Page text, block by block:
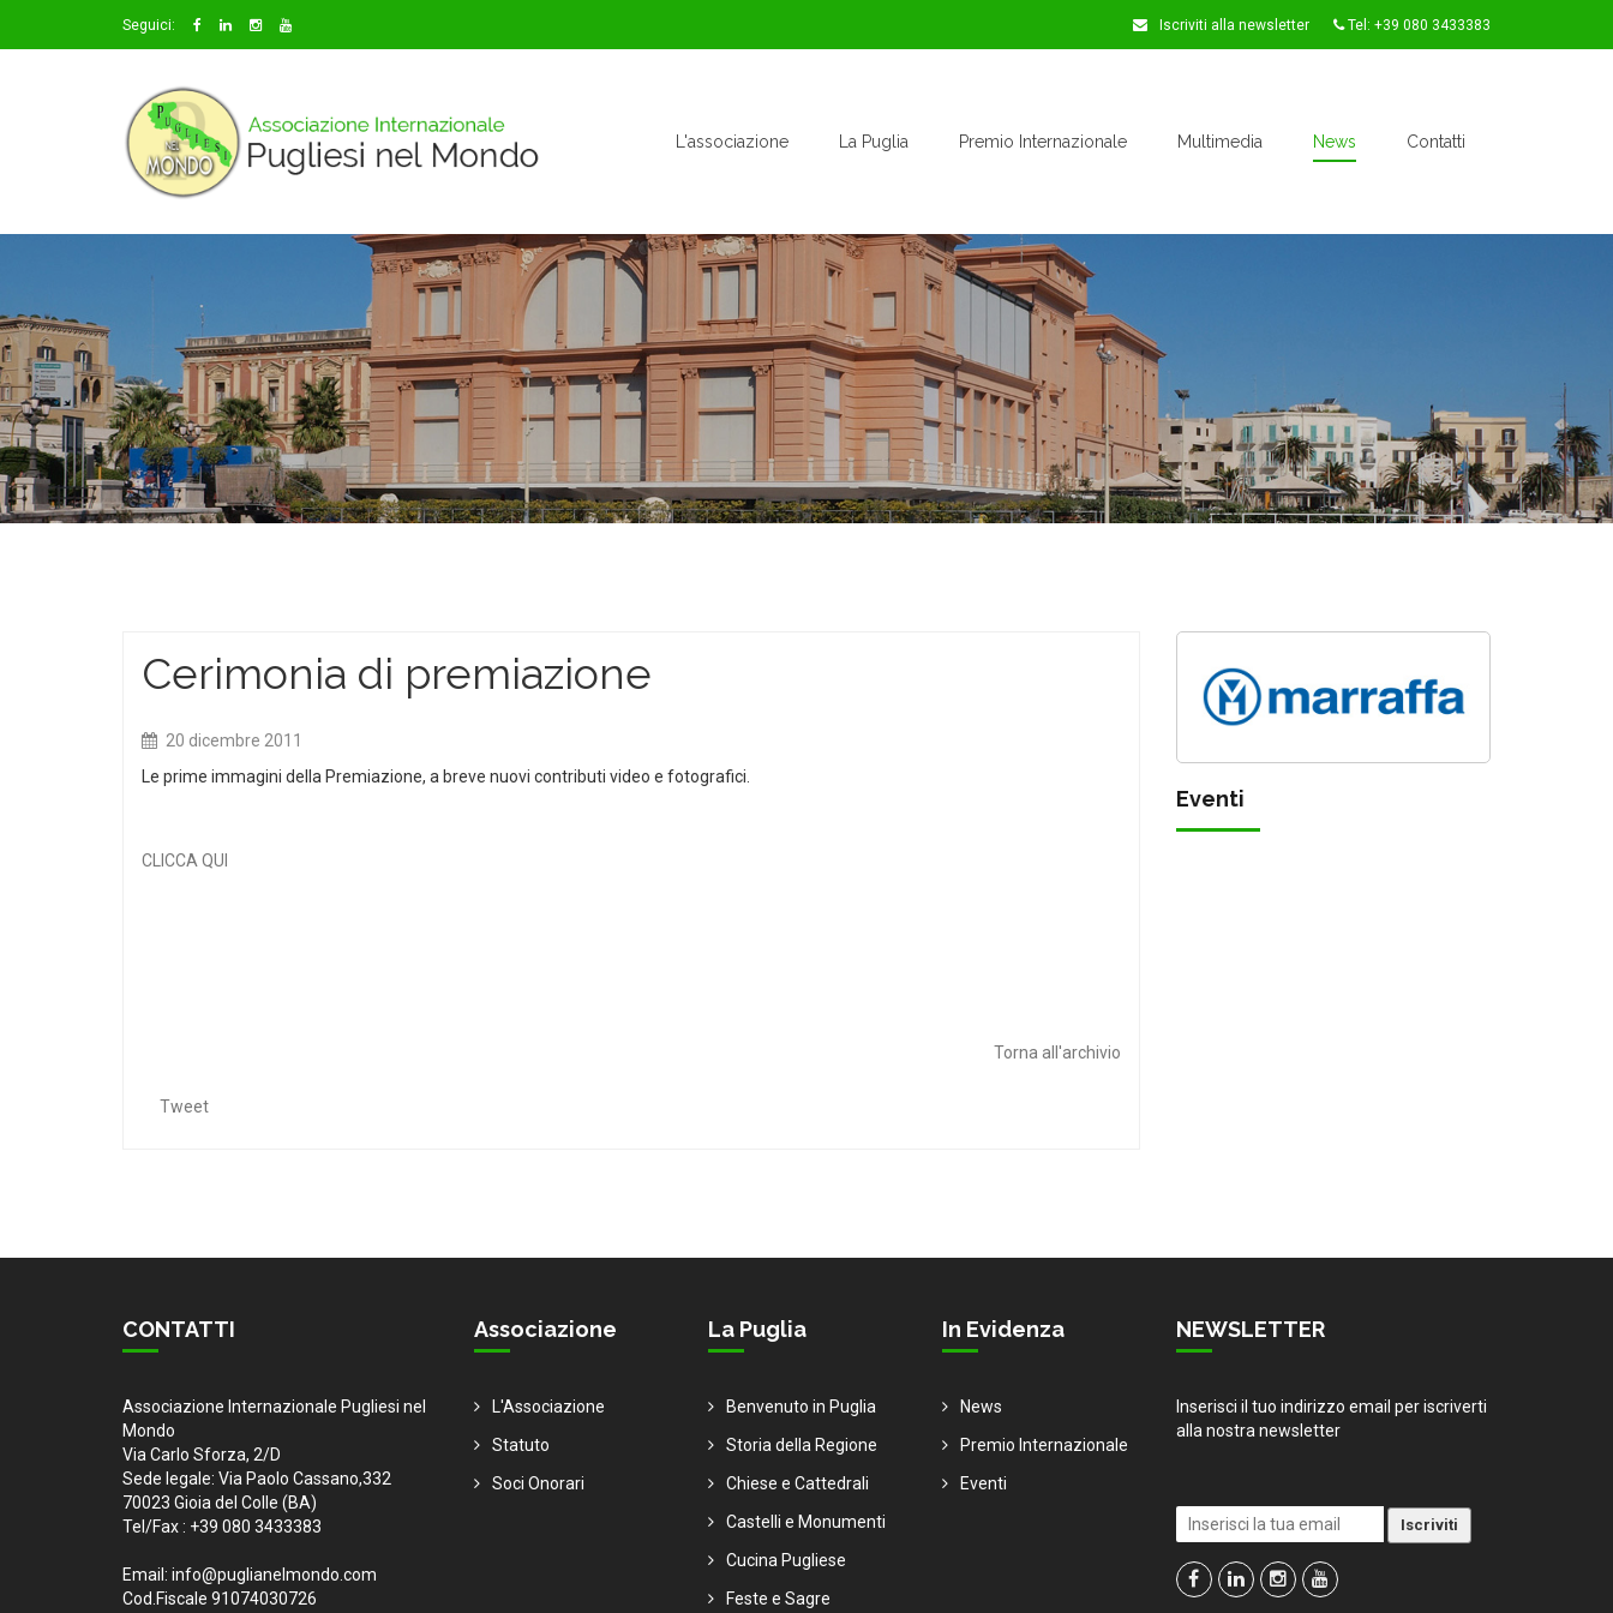
Seguici: Iscriviti alla newsletter Tel: +39 080 3433383
L'associazione La Puglia Premio Internazionale Multimedia News Contatti
Cerimonia di premiazione
20 dicembre 2011
Le prime immagini della Premiazione, a breve nuovi contributi video e fotografici.
CLICCA QUI
Torna all'archivio
Tweet
Eventi
CONTATTI
Associazione Internazionale Pugliesi nel
Mondo
Via Carlo Sforza, 2/D
Sede legale: Via Paolo Cassano,332
70023 Gioia del Colle (BA)
Tel/Fax : +39 080 3433383
Email: info@puglianelmondo.com
Cod.Fiscale 91074030726
Associazione
L'Associazione
Statuto
Soci Onorari
La Puglia
Benvenuto in Puglia
Storia della Regione
Chiese e Cattedrali
Castelli e Monumenti
Cucina Pugliese
Feste e Sagre
In Evidenza
News
Premio Internazionale
Eventi
NEWSLETTER
Inserisci il tuo indirizzo email per iscriverti
alla nostra newsletter